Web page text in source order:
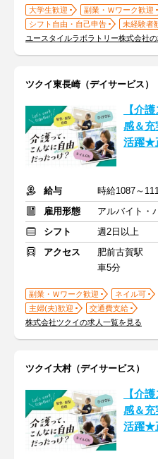
大学生歓迎 副業・Ｗワーク歓迎
シフト自由・自己申告
未経験者
ユースタイルラボラトリー株式会社
ツクイ東長崎（デイサービス）
【介
感＆
活躍★
給与
時給1087～
雇用形態
アルバイト・
シフト
週2日以上
アクセス
肥前古賀駅
車5分
副業・Ｗワーク歓迎 ネイル可
主婦(夫)歓迎
交通費支給
株式会社ツクイの求人一覧を見る
ツクイ大村（デイサービス）
【介
感＆
活躍★